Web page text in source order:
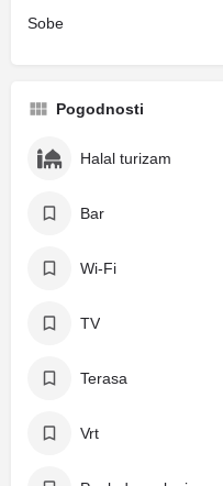
Sobe
Pogodnosti
Halal turizam
Bar
Wi-Fi
TV
Terasa
Vrt